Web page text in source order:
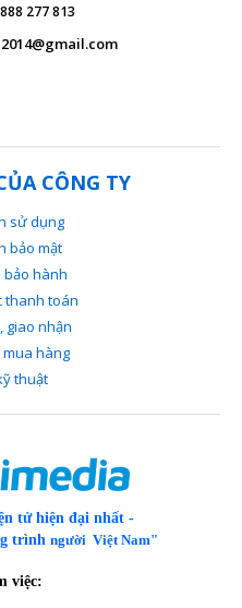
277 813
CÔNG TY
sử dụng
bảo mật
bảo hành
thanh toán
giao nhận
hàng
thuật
tử hiện đại nhất -
trình người Việt Nam"
việc: